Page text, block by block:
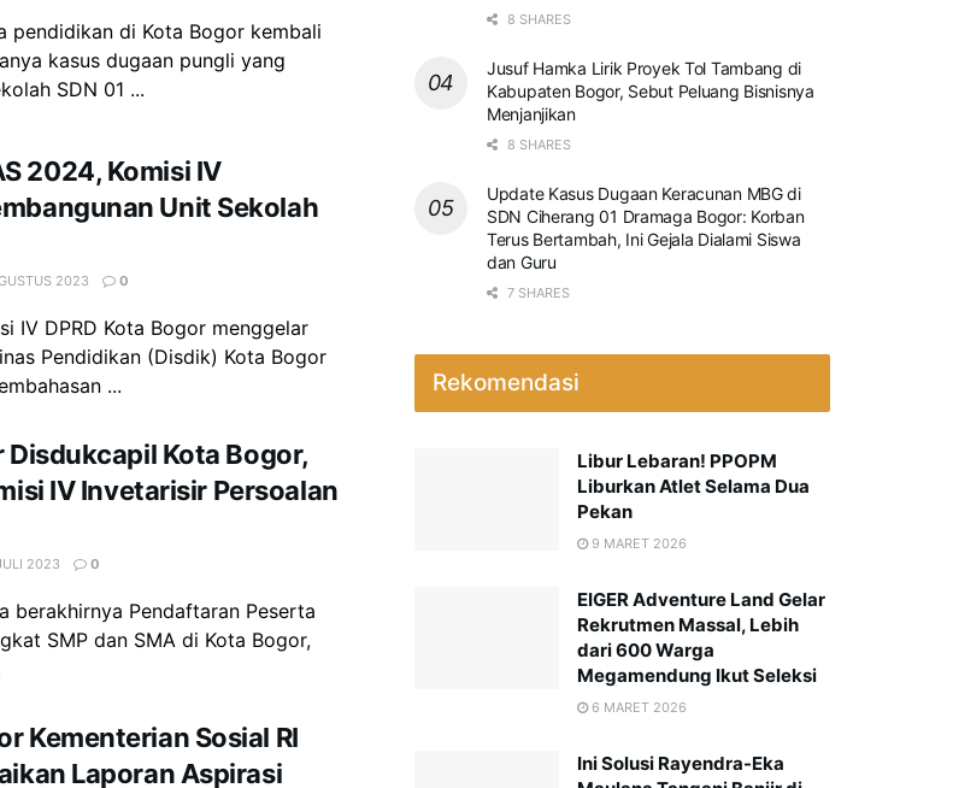
pendidikan di Kota Bogor kembali
kasus dugaan pungli yang
SDN 01 ...
2024, Komisi IV
Unit Sekolah
2023 0
IV DPRD Kota Bogor menggelar
Pendidikan (Disdik) Kota Bogor
...
Disdukcapil Kota Bogor,
IV Invetarisir Persoalan
2023 0
berakhirnya Pendaftaran Peserta
SMP dan SMA di Kota Bogor,
Kementerian Sosial RI
Laporan Aspirasi
8 SHARES
Jusuf Hamka Lirik Proyek Tol Tambang di
Kabupaten Bogor, Sebut Peluang Bisnisnya
Menjanjikan
8 SHARES
Update Kasus Dugaan Keracunan MBG di
SDN Ciherang 01 Dramaga Bogor: Korban
Terus Bertambah, Ini Gejala Dialami Siswa
dan Guru
7 SHARES
Rekomendasi
Libur Lebaran! PPOPM
Liburkan Atlet Selama Dua
Pekan
9 MARET 2026
EIGER Adventure Land Gelar
Rekrutmen Massal, Lebih
dari 600 Warga
Megamendung Ikut Seleksi
6 MARET 2026
Ini Solusi Rayendra-Eka